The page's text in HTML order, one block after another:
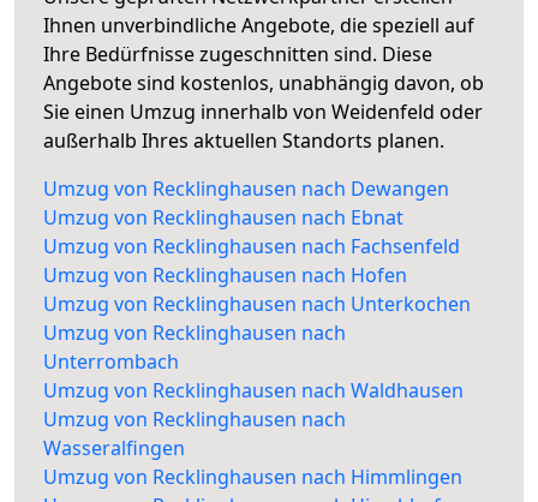
Ihnen unverbindliche Angebote, die speziell auf
Ihre Bedürfnisse zugeschnitten sind. Diese
Angebote sind kostenlos, unabhängig davon, ob
Sie einen Umzug innerhalb von Weidenfeld oder
außerhalb Ihres aktuellen Standorts planen.
Umzug von Recklinghausen nach Dewangen
Umzug von Recklinghausen nach Ebnat
Umzug von Recklinghausen nach Fachsenfeld
Umzug von Recklinghausen nach Hofen
Umzug von Recklinghausen nach Unterkochen
Umzug von Recklinghausen nach
Unterrombach
Umzug von Recklinghausen nach Waldhausen
Umzug von Recklinghausen nach
Wasseralfingen
Umzug von Recklinghausen nach Himmlingen